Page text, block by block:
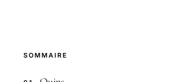
SOMMAIRE